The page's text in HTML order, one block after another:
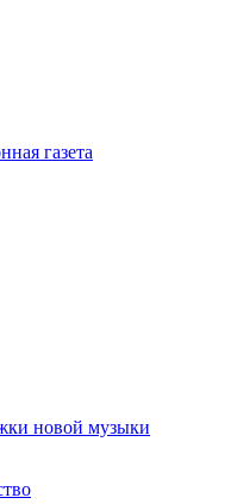
газета
новой музыки